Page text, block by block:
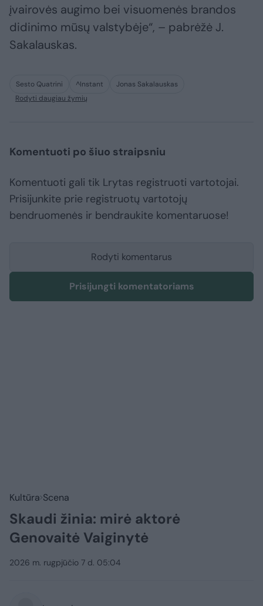
įvairovės augimo bei visuomenės brandos
didinimo mūsų valstybėje“, – pabrėžė J.
Sakalauskas.
Sesto Quatrini ^Instant
Jonas Sakalauskas
Rodyti daugiau žymių
Komentuoti po šiuo straipsniu
Komentuoti gali tik Lrytas registruoti vartotojai.
Prisijunkite prie registruotų vartotojų
bendruomenės ir bendraukite komentaruose!
Rodyti komentarus
Prisijungti komentatoriams
Kultūra Scena
Skaudi žinia: mirė aktorė
Genovaitė Vaiginytė
2026 m. rugpjūčio 7 d. 05:04